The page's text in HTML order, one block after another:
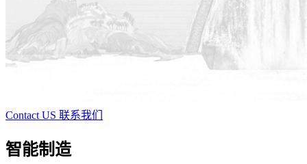
Contact US 联系我们
智能制造